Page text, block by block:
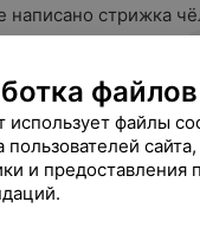
написано стрижка
волос,содр...
использует файлы
пользователей
и предоставления